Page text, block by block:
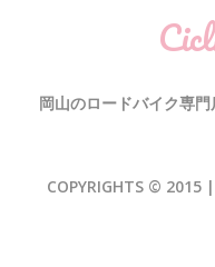
岡山のロードバイク専
COPYRIGHTS © 2015 |